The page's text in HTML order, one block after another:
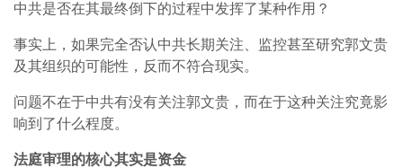
中共是否在其最终倒下的过程中发挥了某种作用？
事实上，如果完全否认中共长期关注、监控甚至研究郭文贵
及其组织的可能性，反而不符合现实。
问题不在于中共有没有关注郭文贵，而在于这种关注究竟影
响到了什么程度。
法庭审理的核心其实是资金